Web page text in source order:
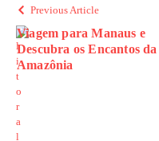
Previous Article
Viagem para Manaus e
Descubra os Encantos da
Amazônia